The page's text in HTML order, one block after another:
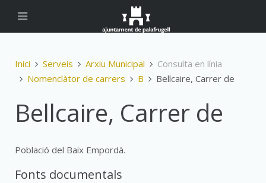
Inici Serveis Arxiu Municipal
Consulta en línia
Nomenclàtor de carrers
B Bellcaire, Carrer de
Bellcaire, Carrer de
Població del Baix Empordà.
Fonts documentals